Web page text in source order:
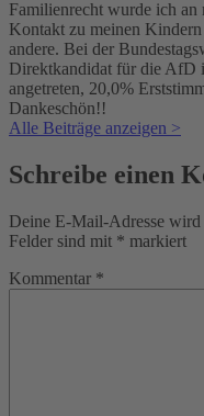
Familienrecht wurde ich
Kontakt zu meinen
andere. Bei der
Direktkandidat für die AfD
angetreten, 20,0%
Dankeschön!!
Alle Beiträge anzeigen >
Schreibe einen
Deine E-Mail-Adresse
Felder sind mit * markiert
Kommentar *